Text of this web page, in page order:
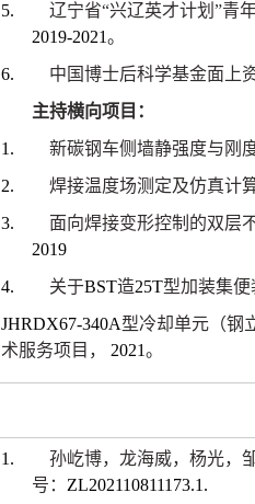
5.
辽宁省“兴辽英才计划”青
2019-2021。
6.
中国博士后科学基金面上
主持横向项目：
1.
新碳钢车侧墙静强度与刚
2.
焊接温度场测定及仿真计
3.
面向焊接变形控制的双层
2019
4.
关于BST造25T型加装集便
JHRDX67-340A型冷却单元（钢
术服务项目，
2021。
1. 孙屹博，龙海威，杨光，
号： ZL202110811173.1.